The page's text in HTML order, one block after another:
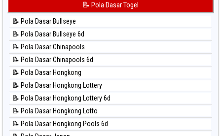
⚽ Bola Hitam Taiwan
📊 Statistik Kuda Lari
📊 Statistik Magnum Cambodia
📊 Statistik Nagoya
📊 Statistik New York Midday
📊 Statistik North Carolina Day
📊 Statistik Pcso
📊 Statistik Pennsylvania Day
📊 Statistik Sao Paulo
📊 Statistik Singapore
📊 Statistik Sydney
📝 Pola Dasar Togel
📝 Pola Dasar Bullseye
📝 Pola Dasar Bullseye 6d
📝 Pola Dasar Chinapools
📝 Pola Dasar Chinapools 6d
📝 Pola Dasar Hongkong
📝 Pola Dasar Hongkong Lottery
📝 Pola Dasar Hongkong Lottery 6d
📝 Pola Dasar Hongkong Lotto
📝 Pola Dasar Hongkong Pools 6d